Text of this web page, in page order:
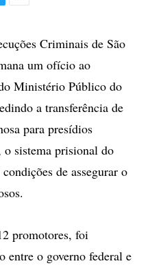
compartilhamento
Criminais de São
um ofício ao
Ministério Público do
a transferência de
para presídios
o sistema prisional do
de assegurar o
promotores, foi
entre o governo federal e